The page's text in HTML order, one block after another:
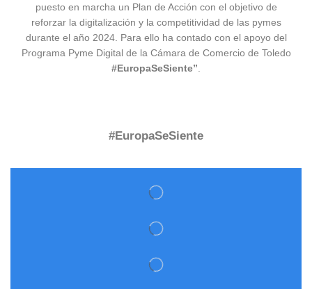
puesto en marcha un Plan de Acción con el objetivo de
reforzar la digitalización y la competitividad de las pymes
durante el año 2024. Para ello ha contado con el apoyo del
Programa Pyme Digital de la Cámara de Comercio de Toledo
#EuropaSeSiente”.
#EuropaSeSiente